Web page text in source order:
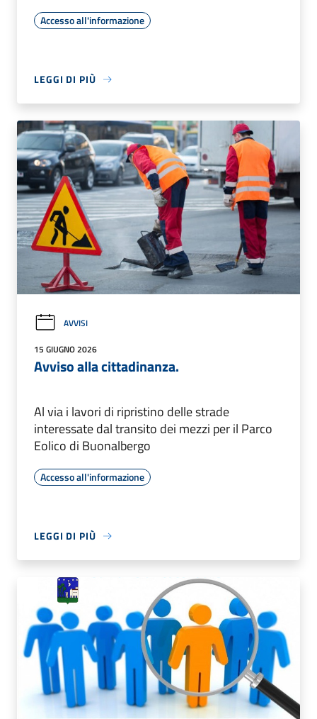
Accesso all'informazione
LEGGI DI PIÙ
AVVISI
15 GIUGNO 2026
Avviso alla cittadinanza.
Al via i lavori di ripristino delle strade
interessate dal transito dei mezzi per il Parco
Eolico di Buonalbergo
Accesso all'informazione
LEGGI DI PIÙ